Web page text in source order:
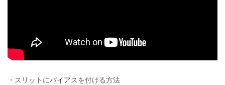
・スリットにバイアスを付ける方法